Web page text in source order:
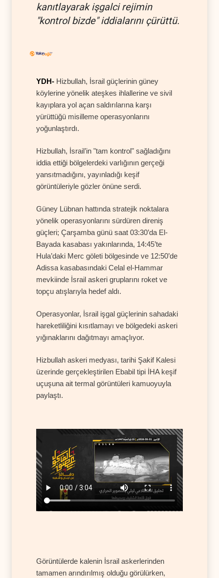
kanıtlayarak işgalci rejimin
"kontrol bizde" iddialarını çürüttü.
YDH- Hizbullah, İsrail güçlerinin güney
köylerine yönelik ateşkes ihlallerine ve sivil
kayıplara yol açan saldırılarına karşı
yürüttüğü misilleme operasyonlarını
yoğunlaştırdı.
Hizbullah, İsrail’in "tam kontrol" sağladığını
iddia ettiği bölgelerdeki varlığının gerçeği
yansıtmadığını, yayınladığı keşif
görüntüleriyle gözler önüne serdi.
Güney Lübnan hattında stratejik noktalara
yönelik operasyonlarını sürdüren direniş
güçleri; Çarşamba günü saat 03:30’da El-
Bayada kasabası yakınlarında, 14:45’te
Hula’daki Merc göleti bölgesinde ve 12:50’de
Adissa kasabasındaki Celal el-Hammar
mevkiinde İsrail askeri gruplarını roket ve
topçu atışlarıyla hedef aldı.
Operasyonlar, İsrail işgal güçlerinin sahadaki
hareketliliğini kısıtlamayı ve bölgedeki askeri
yığınaklarını dağıtmayı amaçlıyor.
Hizbullah askeri medyası, tarihi Şakif Kalesi
üzerinde gerçekleştirilen Ebabil tipi İHA keşif
uçuşuna ait termal görüntüleri kamuoyuyla
paylaştı.
Görüntülerde kalenin İsrail askerlerinden
tamamen arındırılmış olduğu görülürken,